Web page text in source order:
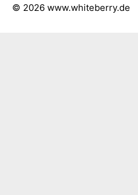
© 2026 www.whiteberry.de